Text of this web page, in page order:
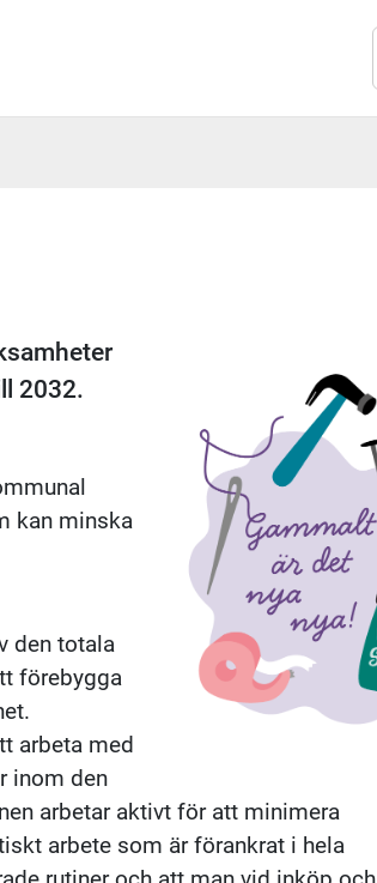
2032.
kan minska
den totala
förebygga
arbeta med
inom den
arbetar aktivt för att minimera
arbete som är förankrat i hela